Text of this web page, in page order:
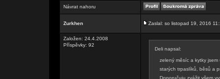
Návrat nahoru
Zurkhen Zaslal: so listopad 19, 2016
Založen: 24.4.2008
Příspěvky: 92
Deli napsal:
zelený měsíc a kytky
starých trpaslíků, běsů a
Doporučuju zvážit všem